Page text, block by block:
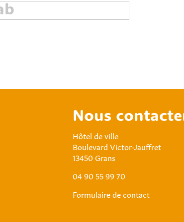
Nous
Hôtel de ville
Boulevard Victor-Jauffret
13450 Grans
04 90 55 99 70
Formulaire de contact